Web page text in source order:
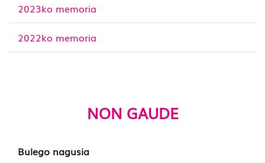
2023ko memoria
2022ko memoria
NON GAUDE
Bulego nagusia